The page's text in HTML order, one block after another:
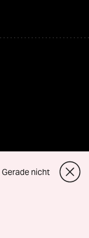
Gerade nicht